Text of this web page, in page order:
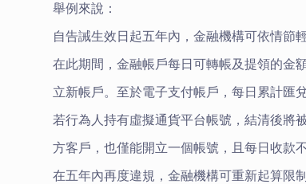
舉例來說：
自告誡生效日起五年內，金融機構可依情節
在此期間，金融帳戶每日可轉帳及提領的金
立新帳戶。至於電子支付帳戶，每日累計匯
若行為人持有虛擬通貨平台帳號，結清後將
方客戶，也僅能開立一個帳號，且每日收款
在五年內再度違規，金融機構可重新起算限